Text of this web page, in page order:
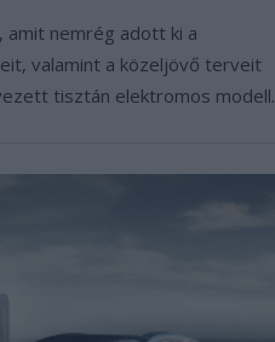
amit nemrég adott ki a
valamint a közeljövő terveit
tisztán elektromos modell.